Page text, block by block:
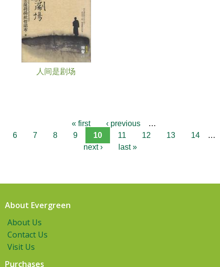
人间是剧场
« first ‹ previous
…
6
7 8 9 10 11 12 13 14
…
next ›
last »
About Evergreen
About Us
Contact Us
Visit Us
Purchases